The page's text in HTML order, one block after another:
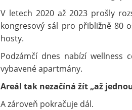
V letech 2020 až 2023 prošly
kongresový sál pro přibližně 80
hosty.
Podzámčí dnes nabízí wellness
vybavené apartmány.
Areál tak nezačíná žít „až
A zároveň pokračuje dál.